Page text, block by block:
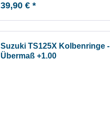
39,90 € *
Suzuki TS125X Kolbenringe -
Übermaß +1.00